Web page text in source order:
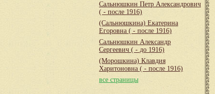
Сальнюшкин Петр Александрович
( - после 1916)
(Сальнюшкина) Екатерина
Егоровна ( - после 1916)
Сальнюшкин Александр
Сергеевич ( - до 1916)
(Морошкина) Клавдия
Харитоновна ( - после 1916)
все страницы